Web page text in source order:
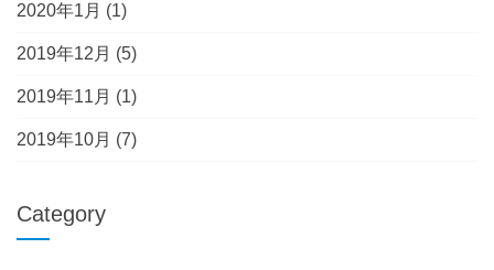
2020年1月 (1)
2019年12月 (5)
2019年11月 (1)
2019年10月 (7)
Category